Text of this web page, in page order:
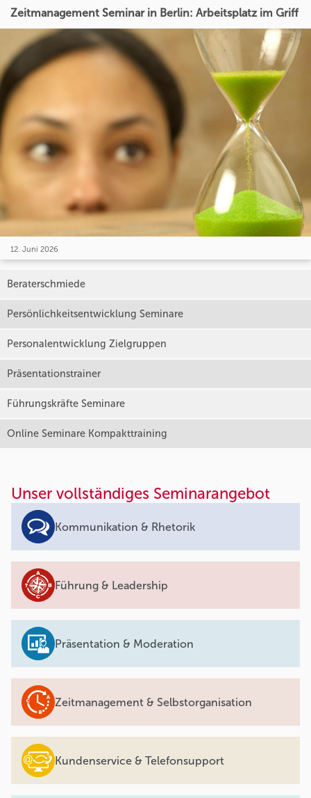
Zeitmanagement Seminar in Berlin: Arbeitsplatz im Griff
12. Juni 2026
Beraterschmiede
Persönlichkeitsentwicklung Seminare
Personalentwicklung Zielgruppen
Präsentationstrainer
Führungskräfte Seminare
Online Seminare Kompakttraining
Unser vollständiges Seminarangebot
Kommunikation & Rhetorik
Führung & Leadership
Präsentation & Moderation
Zeitmanagement & Selbstorganisation
Kundenservice & Telefonsupport